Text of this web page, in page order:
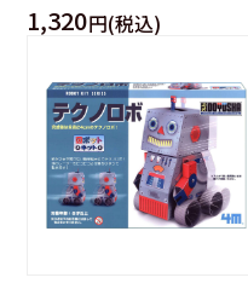
1,320円(税込)